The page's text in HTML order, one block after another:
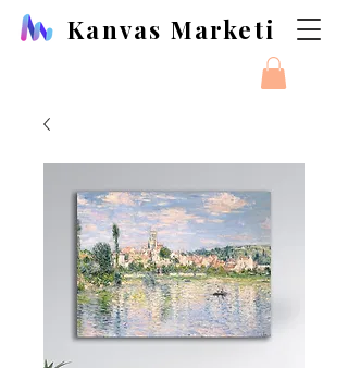
Kanvas Marketi